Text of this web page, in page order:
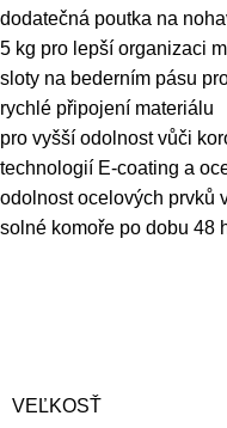
dodatečná poutka na
5 kg pro lepší organizaci
sloty na bederním pásu
rychlé připojení materiálu
pro vyšší odolnost vůči
technologií E-coating a
odolnost ocelových prvků
solné komoře po dobu 48
VEĽKOSŤ